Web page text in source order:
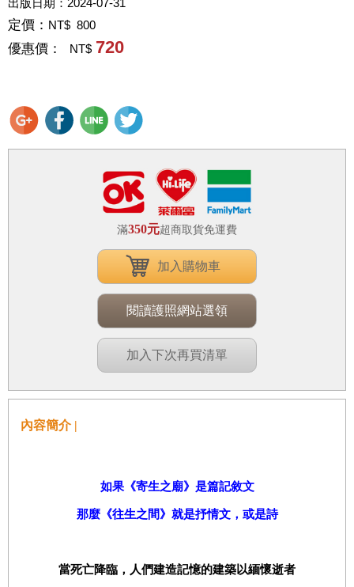
定價： NT$ 800
優惠價： NT$ 720
滿350元超商取貨免運費
加入購物車
閱讀護照網站選領
加入下次再買清單
內容簡介 |
如果《寄生之廟》是篇記敘文
那麼《往生之間》 就是抒情文， 或是詩
當死亡降臨，人們建造記憶的建築以緬懷逝者